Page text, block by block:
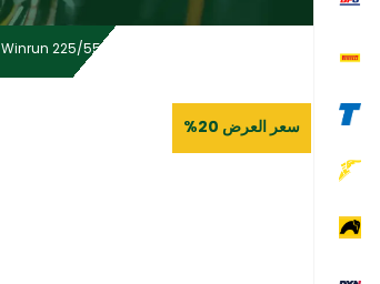
Winrun 225/55 R18 98V R330
سعر العرض 20%